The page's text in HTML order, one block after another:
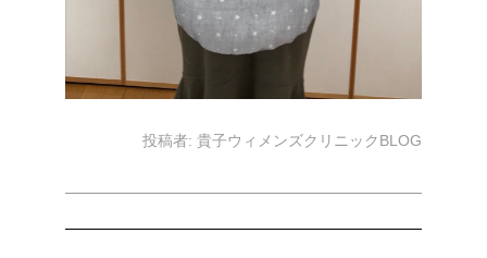
投稿者: 貴子ウィメンズクリニックBLOG